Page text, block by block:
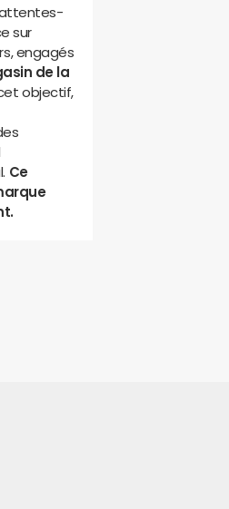
attentes-
sur
engagés
de la
objectif,
Ce